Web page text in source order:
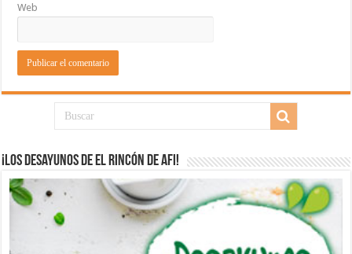
Web
¡Los desayunos de El Rincón de Afi!